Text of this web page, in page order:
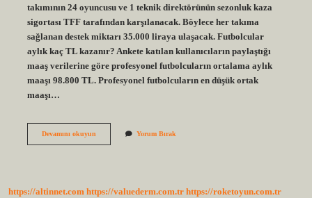
takımının 24 oyuncusu ve 1 teknik direktörünün sezonluk kaza
sigortası TFF tarafından karşılanacak. Böylece her takıma
sağlanan destek miktarı 35.000 liraya ulaşacak. Futbolcular
aylık kaç TL kazanır? Ankete katılan kullanıcıların paylaştığı
maaş verilerine göre profesyonel futbolcuların ortalama aylık
maaşı 98.800 TL. Profesyonel futbolcuların en düşük ortak
maaşı…
Devamını okuyunBal
Kazanıyor
Yorum Bırak
https://altinnet.com https://valuederm.com.tr https://roketoyun.com.tr